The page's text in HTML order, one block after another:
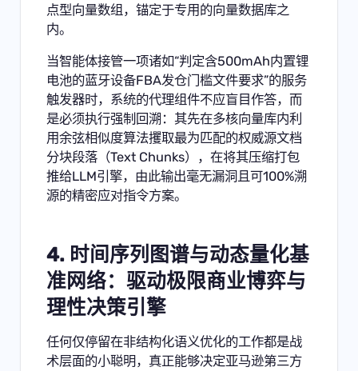
点型向量数组，锚定于专用的向量数据库之
内。
当智能体接管一项诸如“判定含500mAh内置锂
电池的蓝牙设备FBA发仓门槛文件要求”的服务
触发器时，系统的代理组件不应盲目作答，而
是必须执行强制回溯：其先在多核向量库内利
用余弦相似度算法攫取最为匹配的权威源文档
分块段落（Text Chunks），在将其压缩打包
推给LLM引擎，由此输出毫无漏洞且可100%溯
源的精密应对指令方案。
4. 时间序列图谱与动态量化基
准网络：驱动极限商业博弈与
理性决策引擎
任何仅停留在非结构化语义优化的工作都是战
术层面的小聪明，真正能够决定亚马逊第三方